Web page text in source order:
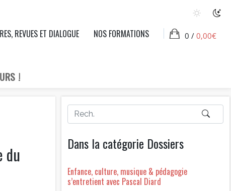
!
REVUES ET DIALOGUE NOS FORMATIONS 0 / 0,00€
du
Dans la catégorie Dossiers
Enfance, culture, musique & pédagogie
s’entretient avec Pascal Diard